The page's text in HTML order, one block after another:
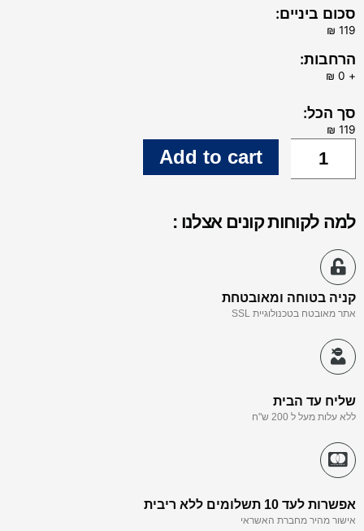
סכום ביניים:
הרחבות:
+
סך הכל:
Add to cart
למה לקוחות קונים אצלנו :
קניה בטוחה ומאובטחת
אתר מאובטח בטכנולוגיית SSL
שליח עד הבית
ללא עלות מעל ל 200 ש"ח
אפשרות לעד 10 תשלומים ללא ריבית
אישור מהיר מחברת האשראי